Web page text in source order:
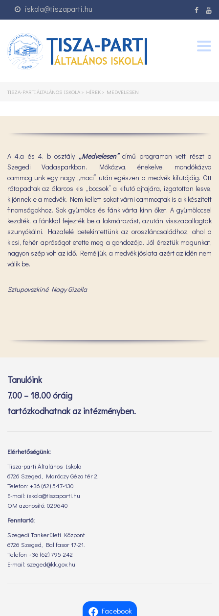
iskola@tiszaparti.hu
TISZA-PARTI ÁLTALÁNOS ISKOLA > HÍREK > MEDVELESEN
A 4.a és 4. b osztály „Medvelesen”című programon vett részt a
Szegedi Vadasparkban. Mókázva, énekelve, mondókázva
cammogtunk egy nagy „maci” után egészen a medvék kifutójáig. Ott
rátapadtak az álarcos kis „bocsok” a kifutó ajtajára, izgatottan lesve,
kijönnek-e a medvék. Nem kellett sokat várni cammogtak is a kikészített
finomságokhoz. Sok gyümölcs és fánk várta kinn őket. A gyümölccsel
kezdték, a fánkkal fejezték be a lakmározást, azután visszaballagtak
szunyókálni. Hazafelé betekintettünk az oroszláncsaládhoz, ahol a
kicsi, fehér apróságot etette meg a gondozója. Jól éreztük magunkat,
nagyon szép volt az idő. Reméljük, a medvék jóslata azért az idén nem
válik be.
Sztupovszkiné Nagy Gizella
Tanulóink
7.00 – 18.00 óráig
tartózkodhatnak az intézményben.
Elérhetőségünk:
Tisza-parti Általános Iskola
6726 Szeged, Maróczy Géza tér 2.
Telefon: +36 (62) 547-130
E-mail: iskola@tiszaparti.hu
OM azonosító: 029640
Fenntartó:
Szegedi Tankerületi Központ
6726 Szeged, Bal fasor 17-21.
Telefon +36 (62) 795-242
E-mail: szeged@kk.gov.hu
Facebook